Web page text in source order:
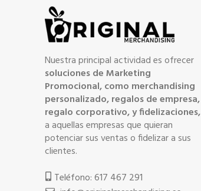
Nuestra principal actividad es ofrecer
soluciones de Marketing
Promocional, como merchandising
personalizado, regalos de empresa,
regalo corporativo, y fidelizaciones,
a aquellas empresas que quieran
potenciar sus ventas o fidelizar a sus
clientes.
Teléfono: 617 467 291